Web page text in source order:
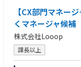
1.アカウント グループ
を営業チームと連動の上
2.オーダー エントリー
庫移動依頼へ対応業務。
3.カスタム ボール グル
ボール プログラムのオー
4.カスタム クラブ グル
・小規模であっても、
・ゴルフを含むスポー
ン・カスタマーサービス
英語：翻訳ツールを利用
読み書きができる打ち
がらも必要に応じて発言
【CX部門マネー
くマネージャ候補
株式会社Looop
課長以上